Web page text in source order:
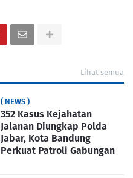
Lihat semua
( NEWS )
352 Kasus Kejahatan
Jalanan Diungkap Polda
Jabar, Kota Bandung
Perkuat Patroli Gabungan